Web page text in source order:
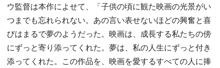
ウ監督は本作によせて、「子供の頃に観た映画の光景がい
つまでも忘れられない。あの言い表せないほどの興奮と喜
びはまるで夢のようだった。映画は、成長する私たちの傍
にずっと寄り添ってくれた。夢は、私の人生にずっと付き
添ってくれた。この作品を、映画を愛するすべての人に捧